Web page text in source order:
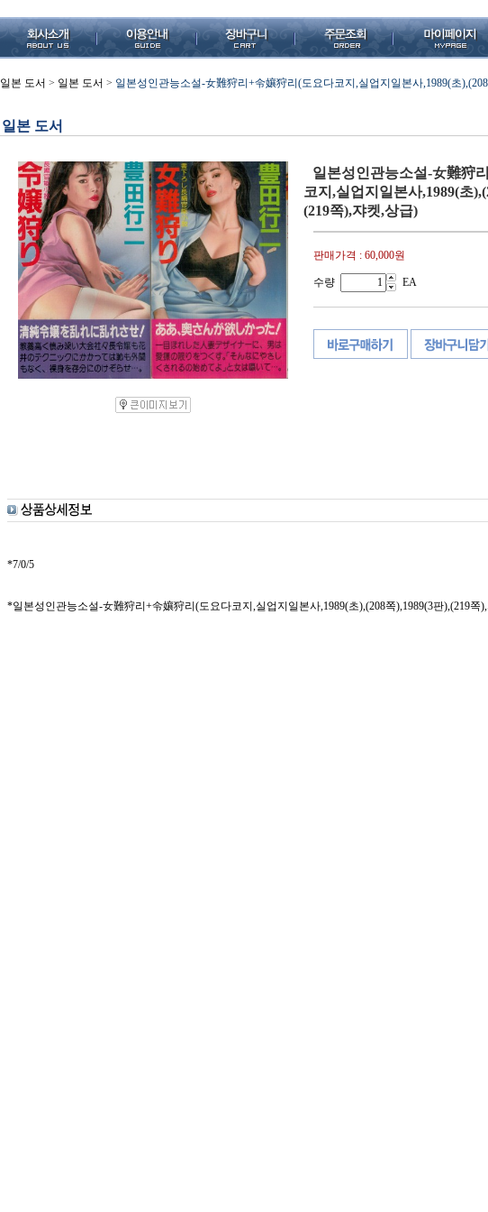
일본 도서 > 일본 도서 > 일본성인관능소설-女難狩리+令孃狩리(도요다코지,실업지일본사,1989(초
일본 도서
일본성인관능소설-女難狩
코지,실업지일본사,1989(초
(219쪽),쟈켓,상급)
판매가격 : 60,000원
수량 EA
*7/0/5
*일본성인관능소설-女難狩리+令孃狩리(도요다코지,실업지일본사,1989(초),(208쪽),1989(3판),(219쪽